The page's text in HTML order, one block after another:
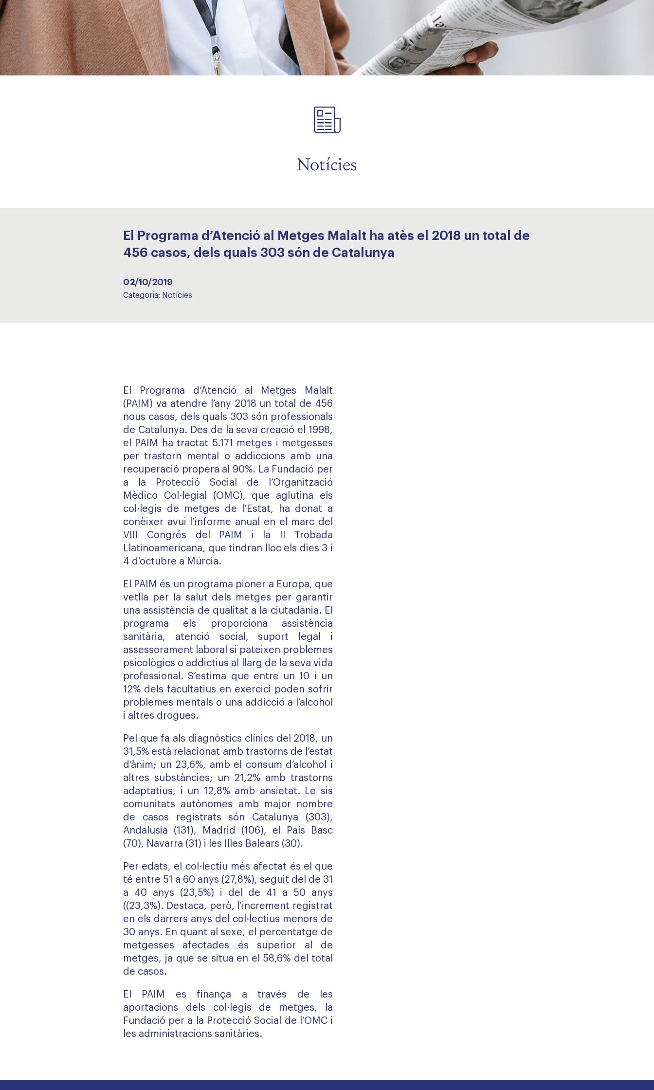
Notícies
El Programa d’Atenció al Metges Malalt ha atès el 2018 un total de
456 casos, dels quals 303 són de Catalunya
02/10/2019
Categoria: Notícies
El Programa d’Atenció al Metges Malalt
(PAIM) va atendre l’any 2018 un total de 456
nous casos, dels quals 303 són professionals
de Catalunya. Des de la seva creació el 1998,
el PAIM ha tractat 5.171 metges i metgesses
per trastorn mental o addiccions amb una
recuperació propera al 90%. La Fundació per
a la Protecció Social de l’Organització
Mèdico Col·legial (OMC), que aglutina els
col·legis de metges de l’Estat, ha donat a
conèixer avui l’informe anual en el marc del
VIII Congrés del PAIM i la II Trobada
Llatinoamericana, que tindran lloc els dies 3 i
4 d’octubre a Múrcia.
El PAIM és un programa pioner a Europa, que
vetlla per la salut dels metges per garantir
una assistència de qualitat a la ciutadania. El
programa els proporciona assistència
sanitària, atenció social, suport legal i
assessorament laboral si pateixen problemes
psicològics o addictius al llarg de la seva vida
professional. S’estima que entre un 10 i un
12% dels facultatius en exercici poden sofrir
problemes mentals o una addicció a l’alcohol
i altres drogues.
Pel que fa als diagnòstics clínics del 2018, un
31,5% està relacionat amb trastorns de l’estat
d’ànim; un 23,6%, amb el consum d’alcohol i
altres substàncies; un 21,2% amb trastorns
adaptatius, i un 12,8% amb ansietat. Le sis
comunitats autònomes amb major nombre
de casos registrats són Catalunya (303),
Andalusia (131), Madrid (106), el País Basc
(70), Navarra (31) i les Illes Balears (30).
Per edats, el col·lectiu més afectat és el que
té entre 51 a 60 anys (27,8%), seguit del de 31
a 40 anys (23,5%) i del de 41 a 50 anys
((23,3%). Destaca, però, l’increment registrat
en els darrers anys del col·lectius menors de
30 anys. En quant al sexe, el percentatge de
metgesses afectades és superior al de
metges, ja que se situa en el 58,6% del total
de casos.
El PAIM es finança a través de les
aportacions dels col·legis de metges, la
Fundació per a la Protecció Social de l’OMC i
les administracions sanitàries.